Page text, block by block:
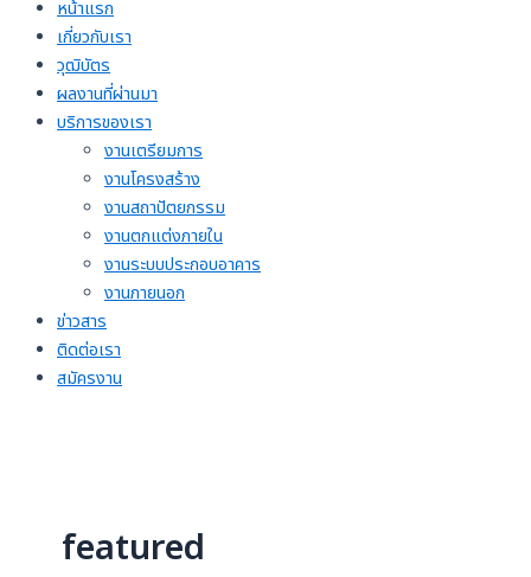
หน้าแรก
เกี่ยวกับเรา
วุฒิบัตร
ผลงานที่ผ่านมา
บริการของเรา
งานเตรียมการ
งานโครงสร้าง
งานสถาปัตยกรรม
งานตกแต่งภายใน
งานระบบประกอบอาคาร
งานภายนอก
ข่าวสาร
ติดต่อเรา
สมัครงาน
featured